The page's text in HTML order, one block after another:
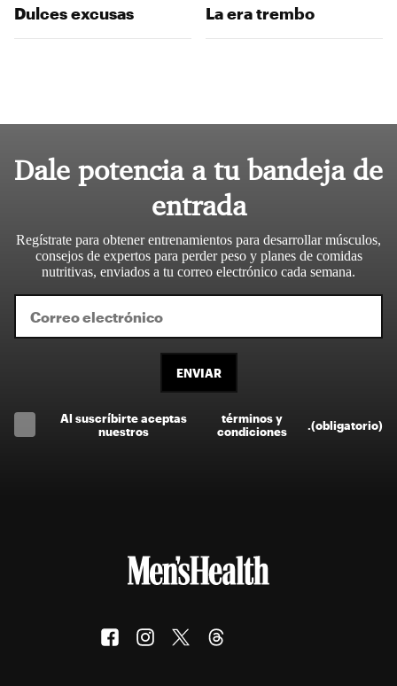
Dulces excusas La era trembo
Dale potencia a tu bandeja de
entrada
Regístrate para obtener entrenamientos para desarrollar músculos,
consejos de expertos para perder peso y planes de comidas
nutritivas, enviados a tu correo electrónico cada semana.
ENVIAR
Al suscríbirte aceptas
nuestros
términos y
condiciones
(obligatorio)